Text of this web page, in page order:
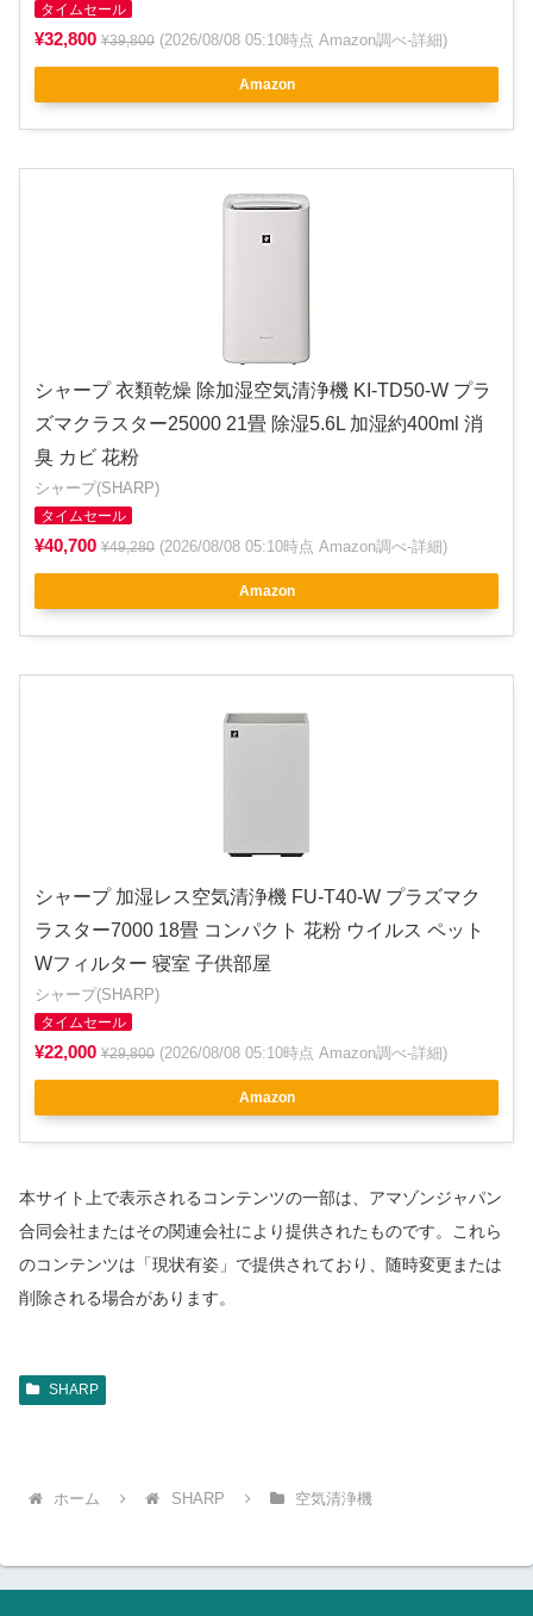
タイムセール
¥32,800 ¥39,800 (2026/08/08 05:10時点 Amazon調べ-詳細)
Amazon
シャープ 衣類乾燥 除加湿空気清浄機 KI-TD50-W プラ
ズマクラスター25000 21畳 除湿5.6L 加湿約400ml 消
臭 カビ 花粉
シャープ(SHARP)
タイムセール
¥40,700 ¥49,280 (2026/08/08 05:10時点 Amazon調べ-詳細)
Amazon
シャープ 加湿レス空気清浄機 FU-T40-W プラズマク
ラスター7000 18畳 コンパクト 花粉 ウイルス ペット
Wフィルター 寝室 子供部屋
シャープ(SHARP)
タイムセール
¥22,000 ¥29,800 (2026/08/08 05:10時点 Amazon調べ-詳細)
Amazon
本サイト上で表示されるコンテンツの一部は、アマゾンジャパン
合同会社またはその関連会社により提供されたものです。これら
のコンテンツは「現状有姿」で提供されており、随時変更または
削除される場合があります。
SHARP
ホーム SHARP 空気清浄機